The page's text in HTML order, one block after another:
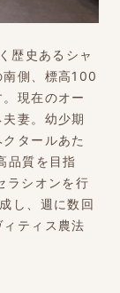
歴史あるシャ
南側、標高100
現在のオー
妻。幼少期
タールあた
品質を目指
ラシオンを行
し、週に数回
ティス農法